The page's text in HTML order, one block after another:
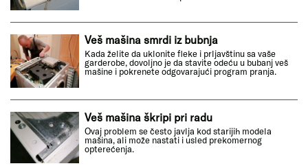
Veš mašina smrdi iz bubnja
Kada želite da uklonite fleke i prljavštinu sa vaše
garderobe, dovoljno je da stavite odeću u bubanj veš
mašine i pokrenete odgovarajući program pranja.
Veš mašina škripi pri radu
Ovaj problem se često javlja kod starijih modela
mašina, ali može nastati i usled prekomernog
opterećenja.